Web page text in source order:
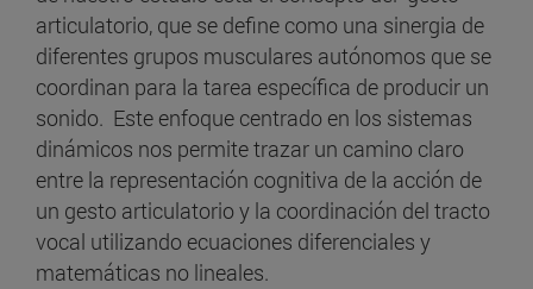
articulatorio, que se define como una sinergia de
diferentes grupos musculares autónomos que se
coordinan para la tarea específica de producir un
sonido. Este enfoque centrado en los sistemas
dinámicos nos permite trazar un camino claro
entre la representación cognitiva de la acción de
un gesto articulatorio y la coordinación del tracto
vocal utilizando ecuaciones diferenciales y
matemáticas no lineales.